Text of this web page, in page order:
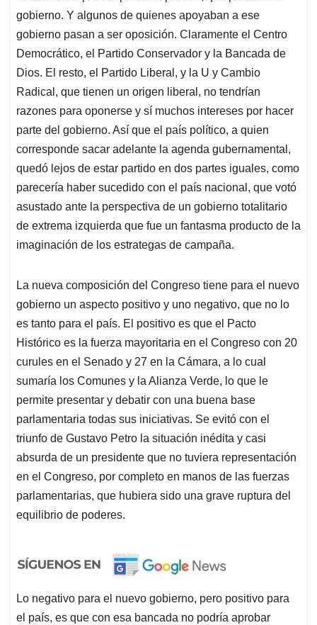
gobierno. Y algunos de quienes apoyaban a ese
gobierno pasan a ser oposición. Claramente el Centro
Democrático, el Partido Conservador y la Bancada de
Dios. El resto, el Partido Liberal, y la U y Cambio
Radical, que tienen un origen liberal, no tendrían
razones para oponerse y sí muchos intereses por hacer
parte del gobierno. Así que el país político, a quien
corresponde sacar adelante la agenda gubernamental,
quedó lejos de estar partido en dos partes iguales, como
parecería haber sucedido con el país nacional, que votó
asustado ante la perspectiva de un gobierno totalitario
de extrema izquierda que fue un fantasma producto de la
imaginación de los estrategas de campaña.
La nueva composición del Congreso tiene para el nuevo
gobierno un aspecto positivo y uno negativo, que no lo
es tanto para el país. El positivo es que el Pacto
Histórico es la fuerza mayoritaria en el Congreso con 20
curules en el Senado y 27 en la Cámara, a lo cual
sumaría los Comunes y la Alianza Verde, lo que le
permite presentar y debatir con una buena base
parlamentaria todas sus iniciativas. Se evitó con el
triunfo de Gustavo Petro la situación inédita y casi
absurda de un presidente que no tuviera representación
en el Congreso, por completo en manos de las fuerzas
parlamentarias, que hubiera sido una grave ruptura del
equilibrio de poderes.
Lo negativo para el nuevo gobierno, pero positivo para
el país, es que con esa bancada no podría aprobar